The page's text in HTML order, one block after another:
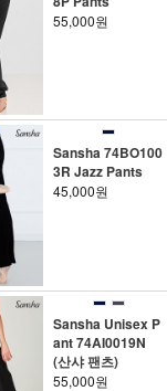
55,000원
Sansha 74BO100
3R Jazz Pants
45,000원
Sansha Unisex P
ant 74AI0019N
(산샤 팬츠)
55,000원